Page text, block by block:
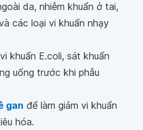
da, nhiễm khuẩn ở tai,
các loại vi khuẩn nhạy
khuẩn E.coli, sát khuẩn
uống trước khi phẫu
gan để làm giảm vi khuẩn
hóa.